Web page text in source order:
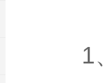
1、